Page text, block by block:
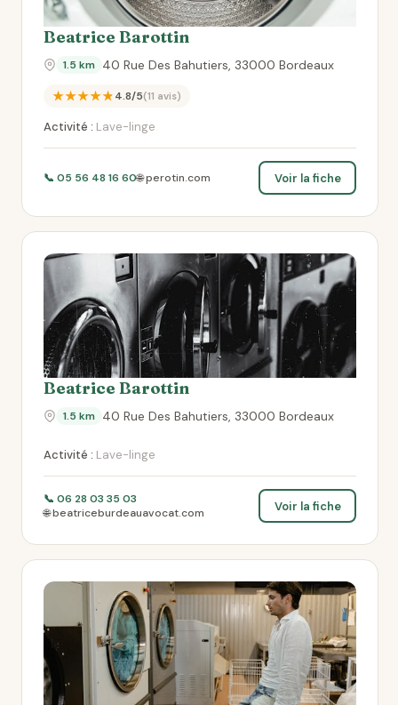
Beatrice Barottin
1.5 km 40 Rue Des Bahutiers, 33000 Bordeaux
★★★★★4.8/5(11 avis)
Activité : Lave-linge
📞 05 56 48 16 60🌐 perotin.com Voir la fiche
Beatrice Barottin
1.5 km 40 Rue Des Bahutiers, 33000 Bordeaux
Activité : Lave-linge
📞 06 28 03 35 03
🌐 beatriceburdeauavocat.com
Voir la fiche